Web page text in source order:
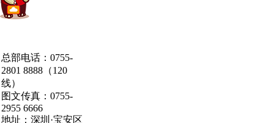
·深圳·研发总部
总部电话：0755-
2801 8888（120
线）
图文传真：0755-
2955 6666
地址：深圳·宝安区